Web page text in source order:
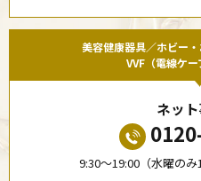
美容健康器具／ホビー
VVF（電線ケ
ネッ
9:30〜19:00（水曜の